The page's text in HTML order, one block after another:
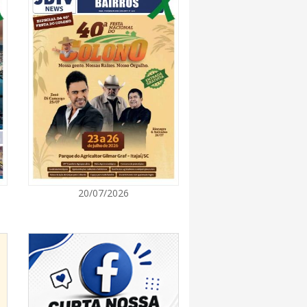
semana de oficinas gratuitas e
em Itajaí
de Vereadores de Itajaí reúnem
discutir políticas públicas e inovação
medicamentos de BC estará fechado nos
agosto para realização de inventário
20/07/2026